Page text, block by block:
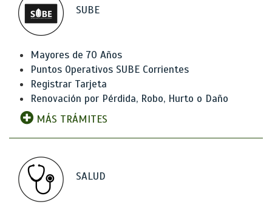
SUBE
Mayores de 70 Años
Puntos Operativos SUBE Corrientes
Registrar Tarjeta
Renovación por Pérdida, Robo, Hurto o Daño
MÁS TRÁMITES
SALUD